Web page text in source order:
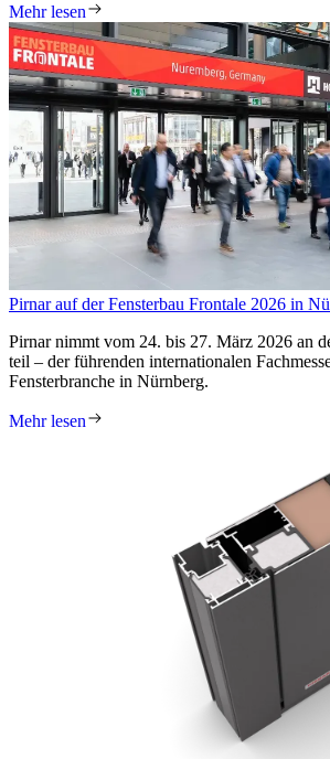
Mehr lesen
Pirnar auf der Fensterbau Frontale 2026 in
Pirnar nimmt vom 24. bis 27. März 2026 an
teil – der führenden internationalen
Fensterbranche in Nürnberg.
Mehr lesen